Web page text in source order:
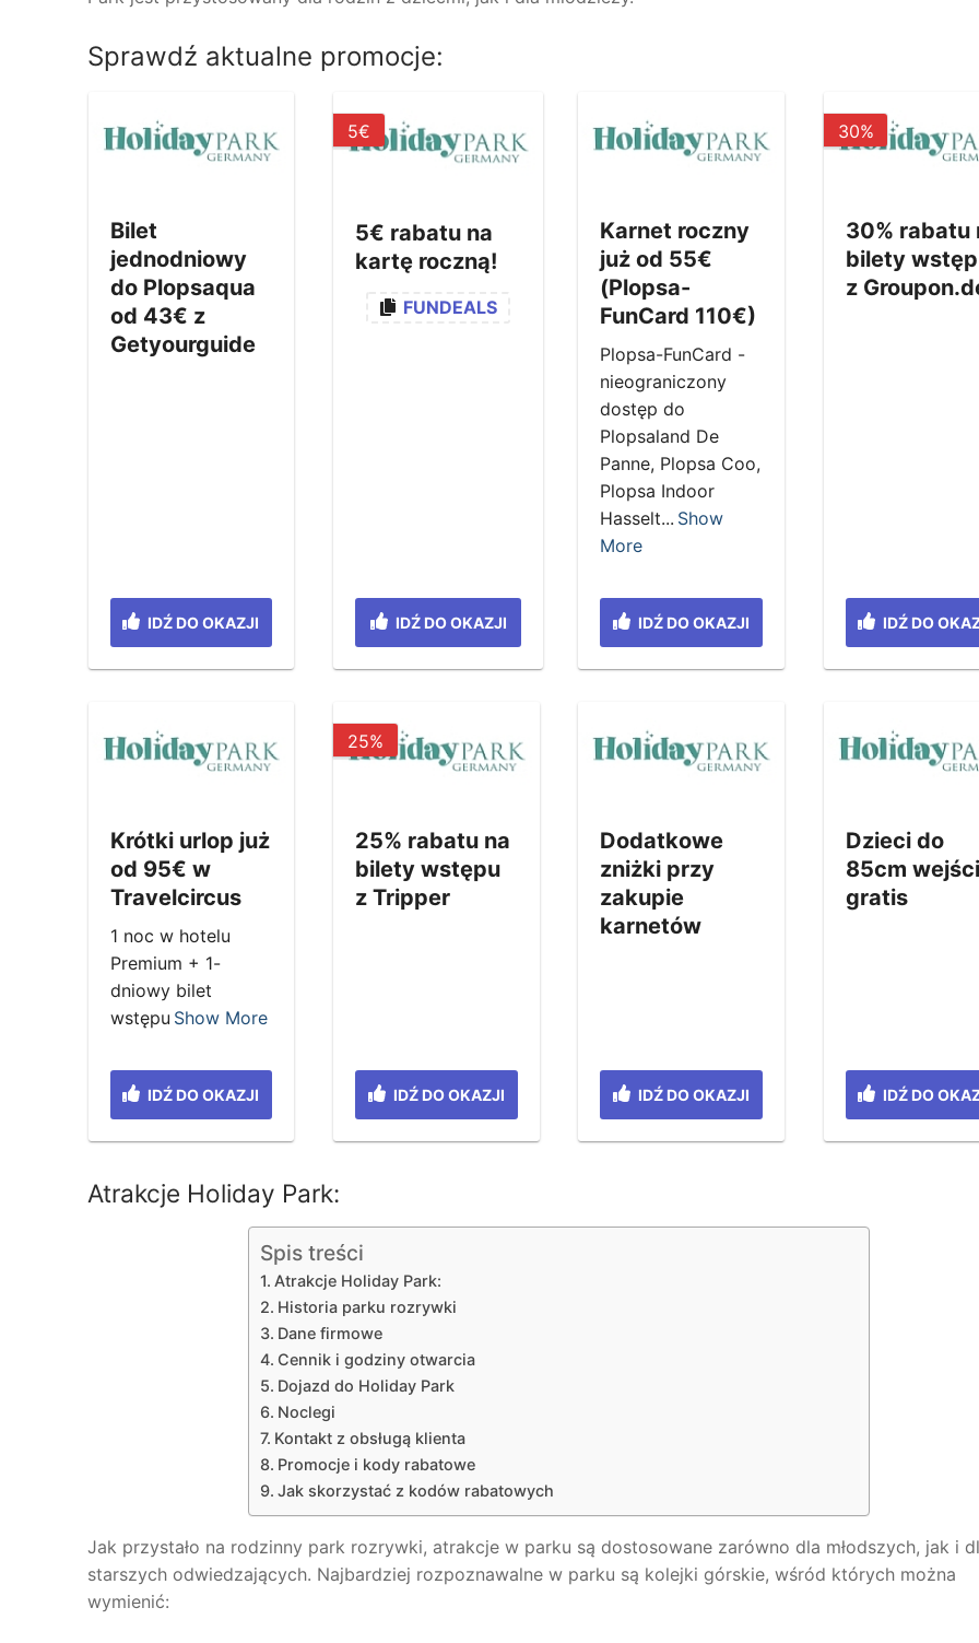
Sprawdź aktualne promocje:
Bilet
jednodniowy
do Plopsaqua
od 43€ z
Getyourguide
IDŹ DO OKAZJI
5€
5€ rabatu na
kartę roczną!
FUNDEALS
IDŹ DO OKAZJI
Karnet roczny
już od 55€
(Plopsa-
FunCard 110€)
Plopsa-FunCard -
nieograniczony
dostęp do
Plopsaland De
Panne, Plopsa Coo,
Plopsa Indoor
Hasselt... Show
More
IDŹ DO OKAZJI
30%
30% rabatu
bilety
z
IDŹ DO
Krótki urlop już
od 95€ w
Travelcircus
1 noc w hotelu
Premium + 1-
dniowy bilet
wstępu Show More
IDŹ DO OKAZJI
25%
25% rabatu na
bilety wstępu
z Tripper
IDŹ DO OKAZJI
Dodatkowe
zniżki przy
zakupie
karnetów
IDŹ DO OKAZJI
Dzieci do
85cm
gratis
IDŹ DO
Atrakcje Holiday Park:
Spis treści
Atrakcje Holiday Park:
Historia parku rozrywki
Dane firmowe
Cennik i godziny otwarcia
Dojazd do Holiday Park
Noclegi
Kontakt z obsługą klienta
Promocje i kody rabatowe
Jak skorzystać z kodów rabatowych
Jak przystało na rodzinny park rozrywki, atrakcje w parku są dostosowane zarówno dla młodszych, jak i
starszych odwiedzających. Najbardziej rozpoznawalne w parku są kolejki górskie, wśród których można
wymienić: